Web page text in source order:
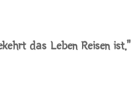
das Leben Reisen ist.”